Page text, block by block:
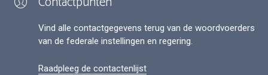
Vind alle contactgegevens terug van de woordvoerders
van de federale instellingen en regering.
Raadpleeg de contactenlijst